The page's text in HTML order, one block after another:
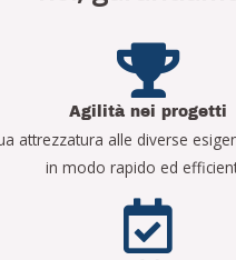
Agilità nei progetti
attrezzatura alle diverse
in modo rapido ed